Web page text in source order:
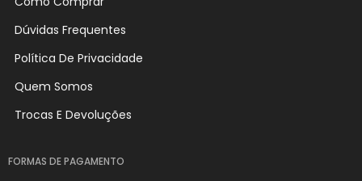
Dúvidas Frequentes
Política De Privacidade
Quem Somos
Trocas E Devoluções
FORMAS DE PAGAMENTO